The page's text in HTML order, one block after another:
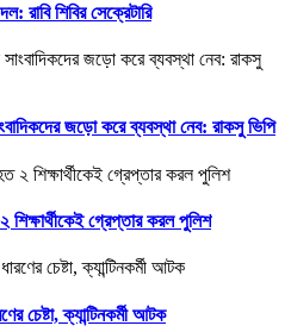
রাবি শিবির সেক্রেটারি
জড়ো করে ব্যবস্থা নেব: রাকসু ভিপি
গ্রেপ্তার করল পুলিশ
চেষ্টা, ক্যান্টিনকর্মী আটক